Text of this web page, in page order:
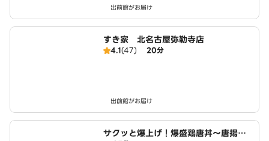
出前館がお届け
すき家 北名古屋弥勒寺店
4.1(47) 20分
出前館がお届け
サクッと爆上げ！爆盛鶏唐丼～唐揚げ